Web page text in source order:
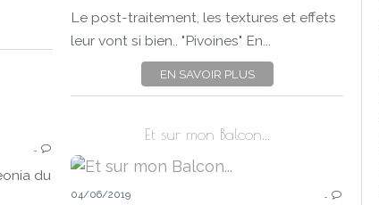
HIGH-KEY
POST-TRAITEMENT
TOPAZ STUDIO
Le post-traitement, les textures et effets
leur vont si bien.. "Pivoines" En...
EN SAVOIR PLUS
…
du
Et sur mon Balcon...
04/06/2019 …